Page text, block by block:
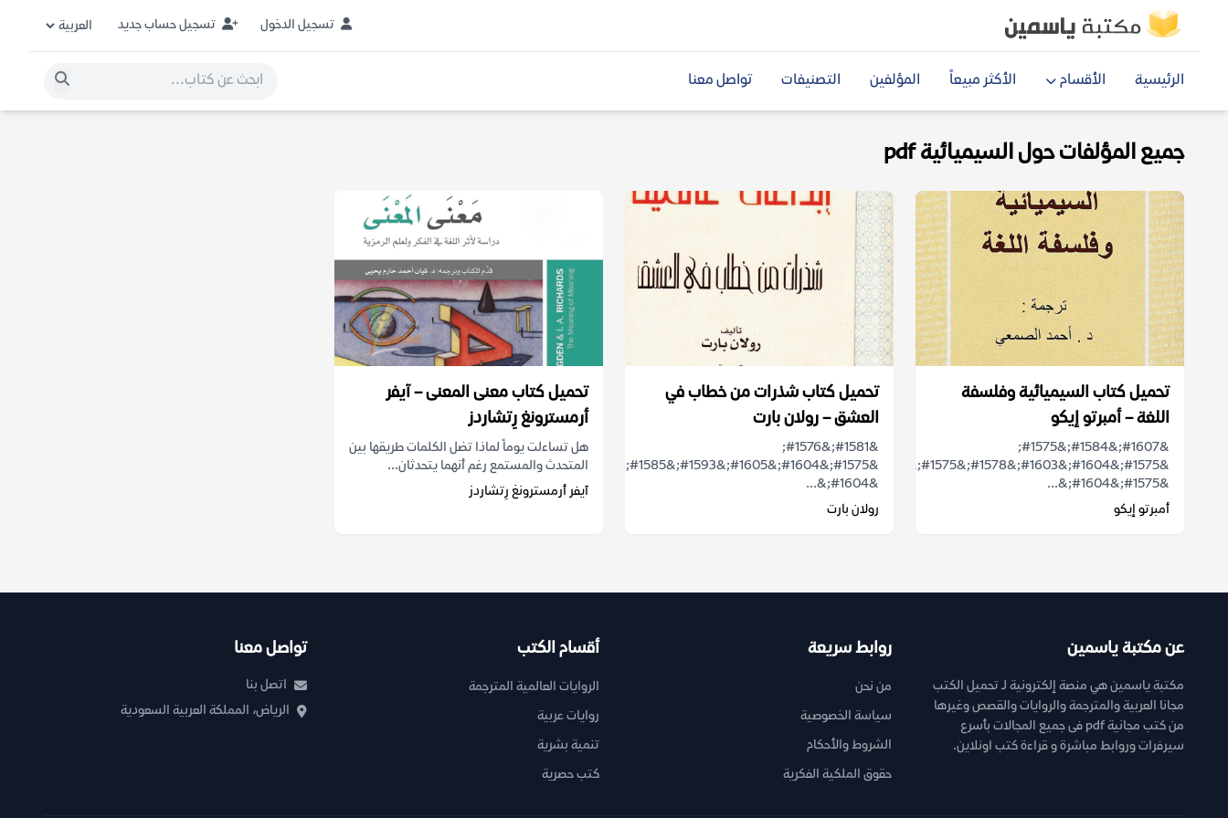
تسجيل الدخول تسجيل حساب جديد
الرئيسية الأقسام الأكثر مبيعاً المؤلفين التصنيفات تواصل معنا
جميع المؤلفات حول السيميائية pdf
تحميل كتاب السيميائية وفلسفة
اللغة – أمبرتو إيكو
&#1607;&#1584;&#1575;
&#1575;&#1604;&#1603;&#1578;&#1575;&#1576;
&#1575;&#1604;&...
أمبرتو إيكو
تحميل كتاب شذرات من خطاب في
العشق – رولان بارت
&#1581;&#1576;
&#1575;&#1604;&#1605;&#1593;&#1585;&#1601;&#1577;&#1548;
&#1604;&...
رولان بارت
تحميل كتاب معنى المعنى – آيفر
أرمسترونغ رِتشاردز
هل تساءلت يوماً لماذا تضل الكلمات طريقها بين
المتحدث والمستمع رغم أنهما يتحدثان...
آيفر أرمسترونغ رِتشاردز
عن مكتبة ياسمين
مكتبة ياسمين هي منصة إلكترونية لـ تحميل الكتب
مجانا العربية والمترجمة والروايات والقصص وغيرها
من كتب مجانية pdf فى جميع المجالات بأسرع
سيرفرات وروابط مباشرة و قراءة كتب اونلاين.
روابط سريعة
من نحن
سياسة الخصوصية
الشروط والأحكام
حقوق الملكية الفكرية
أقسام الكتب
الروايات العالمية المترجمة
روايات عربية
تنمية بشرية
كتب حصرية
تواصل معنا
اتصل بنا
الرياض، المملكة العربية السعودية